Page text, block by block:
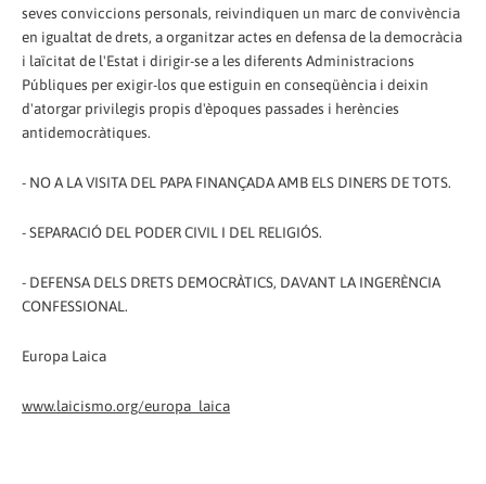
seves conviccions personals, reivindiquen un marc de convivència
en igualtat de drets, a organitzar actes en defensa de la democràcia
i laïcitat de l'Estat i dirigir-se a les diferents Administracions
Públiques per exigir-los que estiguin en conseqüència i deixin
d'atorgar privilegis propis d'èpoques passades i herències
antidemocràtiques.
- NO A LA VISITA DEL PAPA FINANÇADA AMB ELS DINERS DE TOTS.
- SEPARACIÓ DEL PODER CIVIL I DEL RELIGIÓS.
- DEFENSA DELS DRETS DEMOCRÀTICS, DAVANT LA INGERÈNCIA
CONFESSIONAL.
Europa Laica
www.laicismo.org/europa_laica